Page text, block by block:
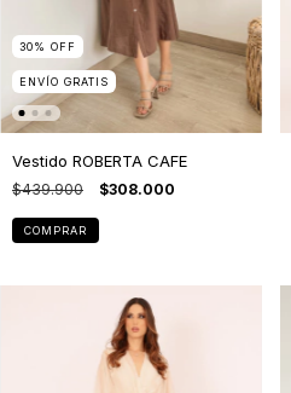
30% OFF
ENVÍO GRATIS
Vestido ROBERTA CAFE
$439.900 $308.000
COMPRAR